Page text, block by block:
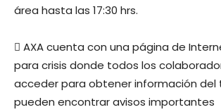
área hasta las 17:30 hrs.
 AXA cuenta con una página de
para crisis donde todos los
acceder para obtener información del
pueden encontrar avisos importantes